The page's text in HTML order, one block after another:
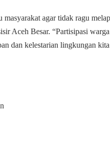
masyarakat agar tidak ragu
Aceh Besar. “Partisipasi
dan kelestarian lingkungan kita